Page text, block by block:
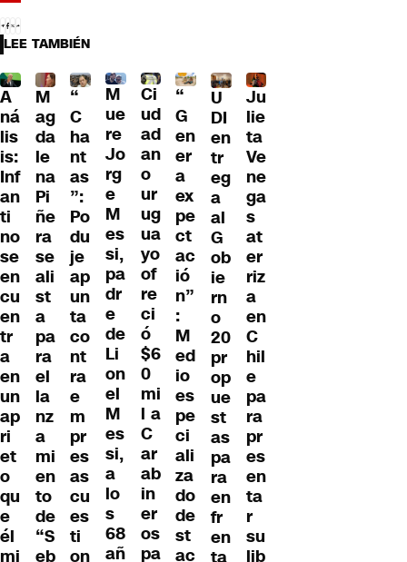
LEE TAMBIÉN
A
ná
lis
is:
Inf
an
ti
no
se
en
cu
en
tr
a
en
un
ap
ri
et
o
qu
e
él
mi
M
ag
da
le
na
Pi
ñe
ra
se
ali
st
a
pa
ra
el
la
nz
a
mi
en
to
de
“S
eb
“
C
ha
nt
as
”:
Po
du
je
ap
un
ta
co
nt
ra
e
m
pr
es
as
cu
es
ti
on
M
ue
re
Jo
rg
e
M
es
si,
pa
dr
e
de
Li
on
el
M
es
si,
a
lo
s
68
añ
Ci
ud
ad
an
o
ur
ug
ua
yo
of
re
ci
ó
$6
0
mi
l a
C
ar
ab
in
er
os
pa
“
G
en
er
a
ex
pe
ct
ac
ió
n”
:
M
ed
io
es
pe
ci
ali
za
do
de
st
ac
U
DI
en
tr
eg
a
al
G
ob
ie
rn
o
20
pr
op
ue
st
as
pa
ra
en
fr
en
Ju
lie
ta
Ve
ne
ga
s
at
er
riz
a
en
C
hil
e
pa
ra
pr
es
en
ta
r
su
lib